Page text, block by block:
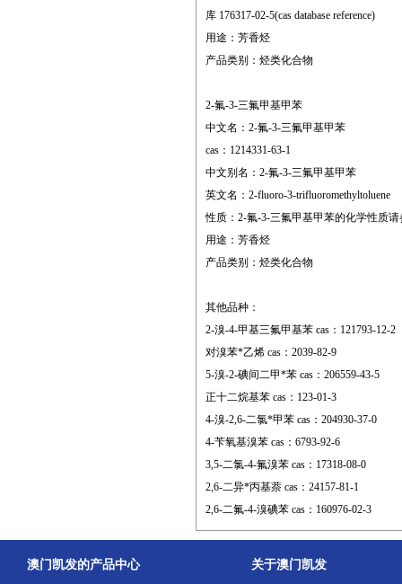
库 176317-02-5(cas database reference)
用途：芳香烃
产品类别：烃类化合物
2-氟-3-三氟甲基甲苯
中文名：2-氟-3-三氟甲基甲苯
cas：1214331-63-1
中文别名：2-氟-3-三氟甲基甲苯
英文名：2-fluoro-3-trifluoromethyltoluene
性质：2-氟-3-三氟甲基甲苯的化学性质
用途：芳香烃
产品类别：烃类化合物
其他品种：
2-溴-4-甲基三氟甲基苯 cas：121793-12-2
对溴苯*乙烯 cas：2039-82-9
5-溴-2-碘间二甲*苯 cas：206559-43-5
正十二烷基苯 cas：123-01-3
4-溴-2,6-二氯*甲苯 cas：204930-37-0
4-苄氧基溴苯 cas：6793-92-6
3,5-二氯-4-氟溴苯 cas：17318-08-0
2,6-二异*丙基萘 cas：24157-81-1
2,6-二氟-4-溴碘苯 cas：160976-02-3
澳门凯发的产品中心 关于澳门凯发